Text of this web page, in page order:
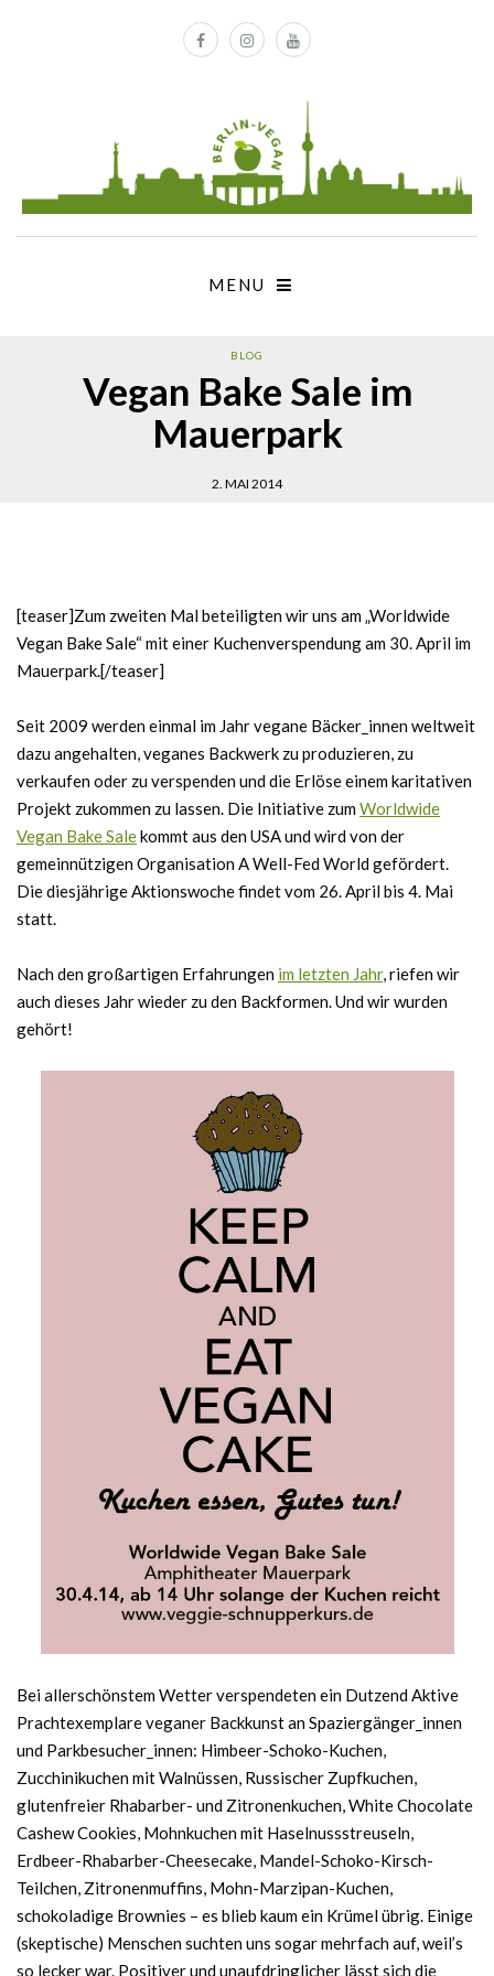
MENU
BLOG
Vegan Bake Sale im
Mauerpark
2. MAI 2014
[teaser]Zum zweiten Mal beteiligten wir uns am „Worldwide
Vegan Bake Sale“ mit einer Kuchenverspendung am 30. April im
Mauerpark.[/teaser]
Seit 2009 werden einmal im Jahr vegane Bäcker_innen weltweit
dazu angehalten, veganes Backwerk zu produzieren, zu
verkaufen oder zu verspenden und die Erlöse einem ka­ri­ta­tiven
Projekt zukommen zu lassen. Die Initiative zumWorldwide
Vegan Bake Salekommt aus den USA und wird von der
gemeinnützigen Organisation A Well-Fed World gefördert.
Die diesjährige Aktionswoche findet vom 26. April bis 4. Mai
statt.
Nach den großartigen Erfahrungen im letzten Jahr, riefen wir
auch dieses Jahr wieder zu den Backformen. Und wir wurden
gehört!
Bei allerschönstem Wetter verspendeten ein Dutzend Aktive
Prachtexemplare veganer Backkunst an Spaziergänger_innen
und Parkbesucher_innen: Himbeer-Schoko-Kuchen,
Zucchinikuchen mit Walnüssen, Russischer Zupfkuchen,
glutenfreier Rhabarber- und Zitronenkuchen, White Chocolate
Cashew Cookies, Mohnkuchen mit Haselnussstreuseln,
Erdbeer-Rhabarber-Cheesecake, Mandel-Schoko-Kirsch-
Teilchen, Zitronenmuffins, Mohn-Marzipan-Kuchen,
schokoladige Brownies – es blieb kaum ein Krümel übrig. Einige
(skeptische) Menschen suchten uns sogar mehrfach auf, weil’s
so lecker war. Positiver und unaufdringlicher lässt sich die